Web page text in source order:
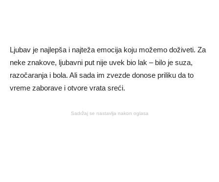
Ljubav je najlepša i najteža emocija koju možemo doživeti. Za
neke znakove, ljubavni put nije uvek bio lak – bilo je suza,
razočaranja i bola. Ali sada im zvezde donose priliku da to
vreme zaborave i otvore vrata sreći.
Sadržaj se nastavlja nakon oglasa